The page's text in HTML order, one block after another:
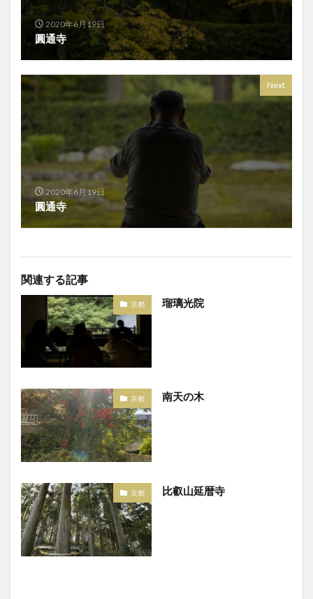
2020年6月19日
圓通寺
Next
2020年6月19日
圓通寺
関連する記事
京都 瑠璃光院
京都 南天の木
京都 比叡山延暦寺